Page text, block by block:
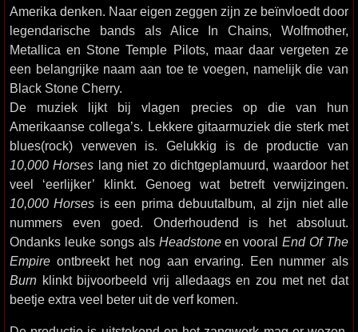
Amerika denken. Naar eigen zeggen zijn ze beïnvloedt door
legendarische bands als Alice In Chains, Wolfmother,
Metallica en Stone Temple Pilots, maar daar vergeten ze
een belangrijke naam aan toe te voegen, namelijk die van
Black Stone Cherry.
De muziek lijkt bij vlagen precies op die van hun
Amerikaanse collega’s. Lekkere gitaarmuziek die sterk met
blues(rock) verweven is. Gelukkig is de productie van
10,000 Horses lang niet zo dichtgeplamuurd, waardoor het
veel ‘eerlijker’ klinkt. Genoeg wat betreft verwijzingen.
10,000 Horses is een prima debuutalbum, al zijn niet alle
nummers even goed. Onderhoudend is het absoluut.
Ondanks leuke songs als Headstoneen vooralEnd Of The
Empire ontbreekt het nog aan ervaring. Een nummer als
Burn klinkt bijvoorbeeld vrij alledaags en zou met net dat
beetje extra veel beter uit de verf komen.